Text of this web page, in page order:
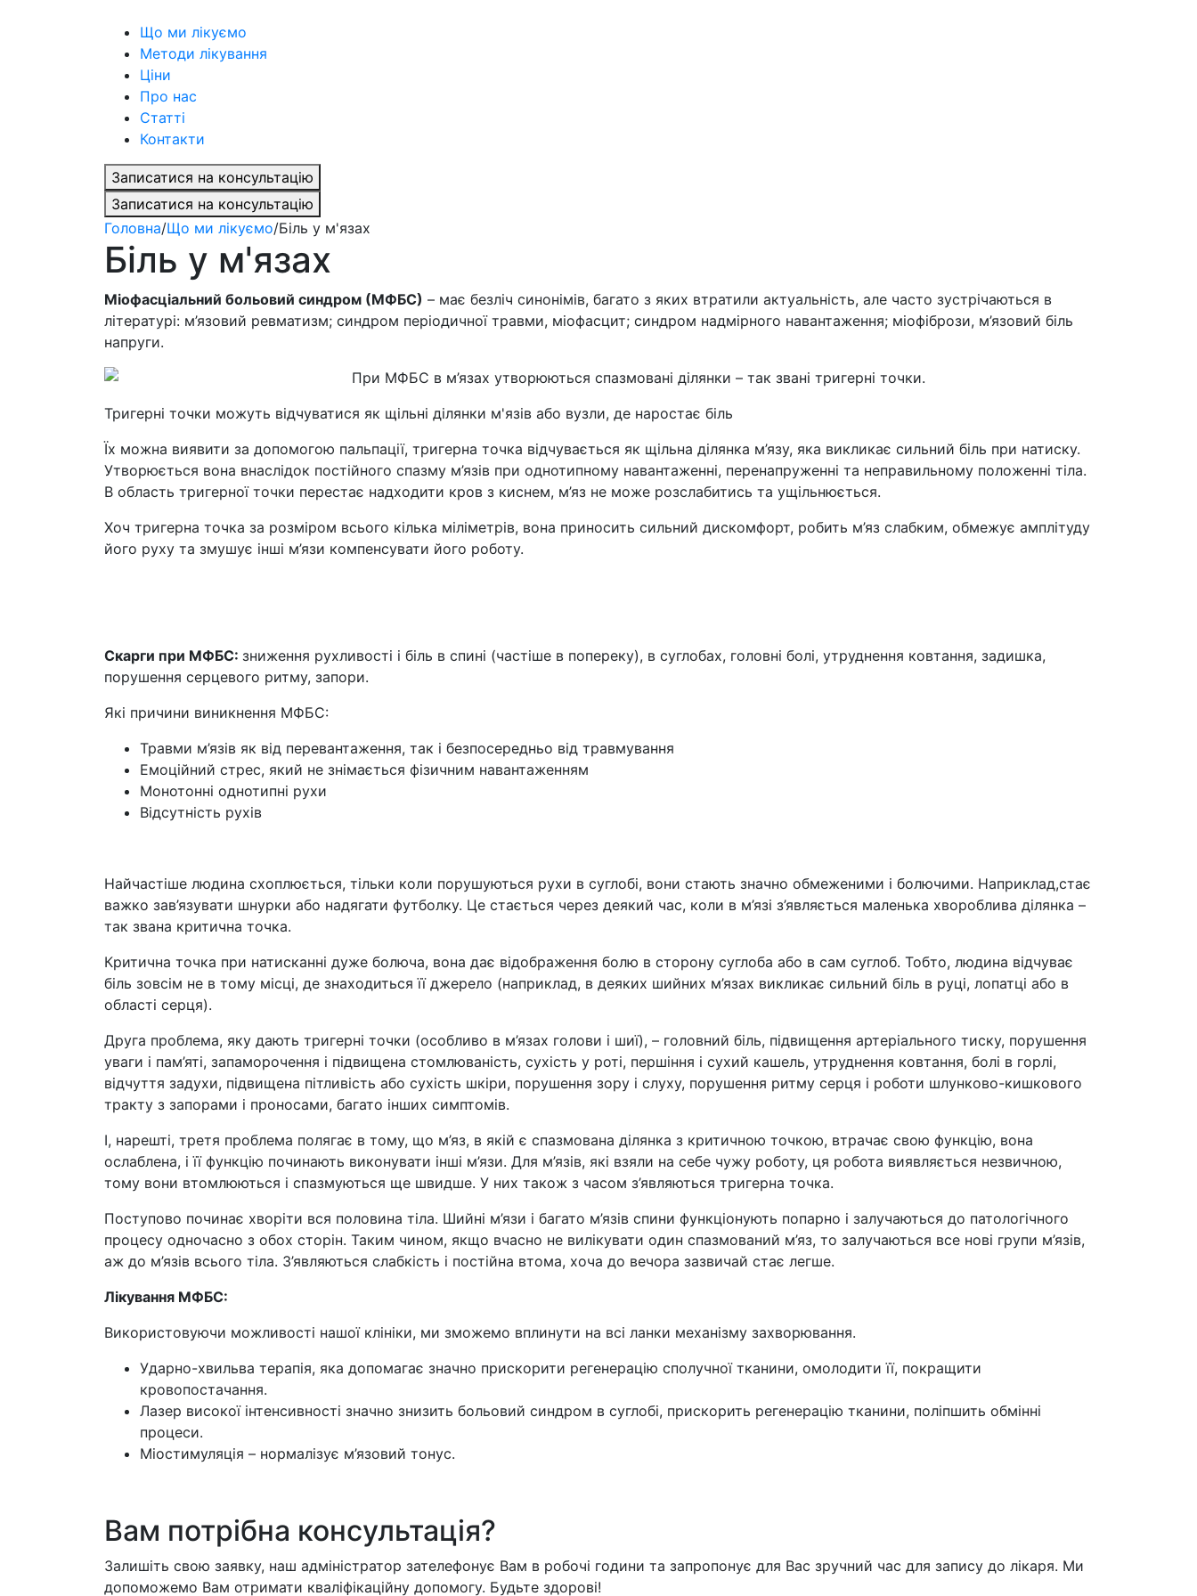
Що ми лікуємо
Методи лікування
Ціни
Про нас
Статті
Контакти
Записатися на консультацію
Записатися на консультацію
Головна/Що ми лікуємо/Біль у м'язах
Біль у м'язах
Міофасціальний больовий синдром (МФБС) – має безліч синонімів, багато з яких втратили актуальність, але часто зустрічаються в
літературі: м’язовий ревматизм; синдром періодичної травми, міофасцит; синдром надмірного навантаження; міофібрози, м’язовий біль
напруги.
При МФБС в м’язах утворюються спазмовані ділянки – так звані тригерні точки.
Тригерні точки можуть відчуватися як щільні ділянки м'язів або вузли, де наростає біль
Їх можна виявити за допомогою пальпації, тригерна точка відчувається як щільна ділянка м’язу, яка викликає сильний біль при натиску.
Утворюється вона внаслідок постійного спазму м’язів при однотипному навантаженні, перенапруженні та неправильному положенні тіла.
В область тригерної точки перестає надходити кров з киснем, м’яз не може розслабитись та ущільнюється.
Хоч тригерна точка за розміром всього кілька міліметрів, вона приносить сильний дискомфорт, робить м’яз слабким, обмежує амплітуду
його руху та змушує інші м’язи компенсувати його роботу.
Скарги при МФБС: зниження рухливості і біль в спині (частіше в попереку), в суглобах, головні болі, утруднення ковтання, задишка,
порушення серцевого ритму, запори.
Які причини виникнення МФБС:
Травми м’язів як від перевантаження, так і безпосередньо від травмування
Емоційний стрес, який не знімається фізичним навантаженням
Монотонні однотипні рухи
Відсутність рухів
Найчастіше людина схоплюється, тільки коли порушуються рухи в суглобі, вони стають значно обмеженими і болючими. Наприклад,стає
важко зав’язувати шнурки або надягати футболку. Це стається через деякий час, коли в м’язі з’являється маленька хвороблива ділянка –
так звана критична точка.
Критична точка при натисканні дуже болюча, вона дає відображення болю в сторону суглоба або в сам суглоб. Тобто, людина відчуває
біль зовсім не в тому місці, де знаходиться її джерело (наприклад, в деяких шийних м’язах викликає сильний біль в руці, лопатці або в
області серця).
Друга проблема, яку дають тригерні точки (особливо в м’язах голови і шиї), – головний біль, підвищення артеріального тиску, порушення
уваги і пам’яті, запаморочення і підвищена стомлюваність, сухість у роті, першіння і сухий кашель, утруднення ковтання, болі в горлі,
відчуття задухи, підвищена пітливість або сухість шкіри, порушення зору і слуху, порушення ритму серця і роботи шлунково-кишкового
тракту з запорами і проносами, багато інших симптомів.
І, нарешті, третя проблема полягає в тому, що м’яз, в якій є спазмована ділянка з критичною точкою, втрачає свою функцію, вона
ослаблена, і її функцію починають виконувати інші м’язи. Для м’язів, які взяли на себе чужу роботу, ця робота виявляється незвичною,
тому вони втомлюються і спазмуються ще швидше. У них також з часом з’являються тригерна точка.
Поступово починає хворіти вся половина тіла. Шийні м’язи і багато м’язів спини функціонують попарно і залучаються до патологічного
процесу одночасно з обох сторін. Таким чином, якщо вчасно не вилікувати один спазмований м’яз, то залучаються все нові групи м’язів,
аж до м’язів всього тіла. З’являються слабкість і постійна втома, хоча до вечора зазвичай стає легше.
Лікування МФБС:
Використовуючи можливості нашої клініки, ми зможемо вплинути на всі ланки механізму захворювання.
Ударно-хвильва терапія, яка допомагає значно прискорити регенерацію сполучної тканини, омолодити її, покращити
кровопостачання.
Лазер високої інтенсивності значно знизить больовий синдром в суглобі, прискорить регенерацію тканини, поліпшить обмінні
процеси.
Міостимуляція – нормалізує м’язовий тонус.
Вам потрібна консультація?
Залишіть свою заявку, наш адміністратор зателефонує Вам в робочі години та запропонує для Вас зручний час для запису до лікаря. Ми
допоможемо Вам отримати кваліфікаційну допомогу. Будьте здорові!